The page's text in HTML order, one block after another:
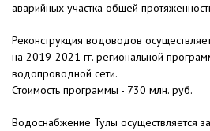
аварийных участка общей
Реконструкция водоводов
на 2019-2021 гг. региональной
водопроводной сети.
Стоимость программы - 730 млн. руб.
Водоснабжение Тулы осуществляется